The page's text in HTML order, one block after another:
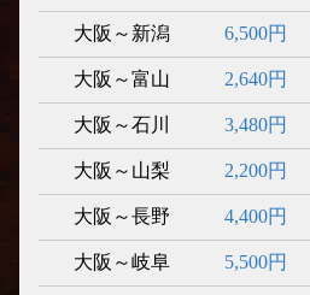
大阪～新潟 6,500円
大阪～富山 2,640円
大阪～石川 3,480円
大阪～山梨 2,200円
大阪～長野 4,400円
大阪～岐阜 5,500円